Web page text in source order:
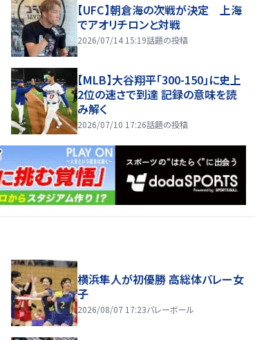
【UFC】朝倉海の次戦が決定 上海
でアオリチロンと対戦
2026/07/14 15:19話題の投稿
【MLB】大谷翔平「300-150」に史上
2位の速さで到達 記録の意味を読
み解く
2026/07/10 17:26話題の投稿
横浜隼人が初優勝 高総体バレー女
子
2026/08/07 17:23バレーボール